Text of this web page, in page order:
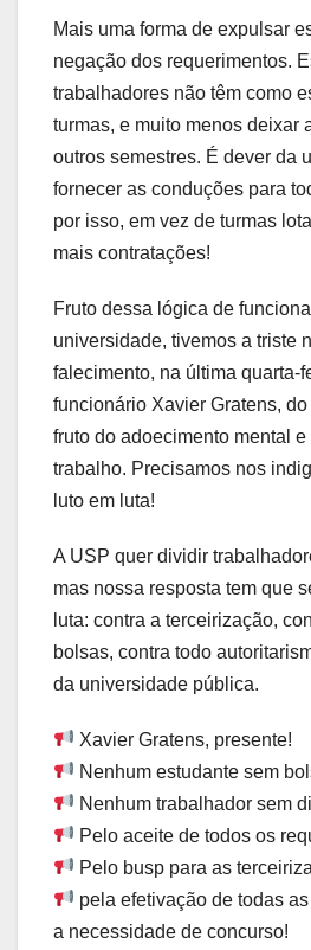
Mais uma forma de expulsar
negação dos requerimentos.
trabalhadores não têm como
turmas, e muito menos deixar
outros semestres. É dever da
fornecer as conduções para
por isso, em vez de turmas
mais contratações!
Fruto dessa lógica de
universidade, tivemos a triste
falecimento, na última quarta-
funcionário Xavier Gratens,
fruto do adoecimento mental
trabalho. Precisamos nos
luto em luta!
A USP quer dividir
mas nossa resposta tem que
luta: contra a terceirização,
bolsas, contra todo
da universidade pública.
Xavier Gratens, presente!
Nenhum estudante sem
Nenhum trabalhador sem
Pelo aceite de todos os
Pelo busp para as
pela efetivação de todas
a necessidade de concurso!